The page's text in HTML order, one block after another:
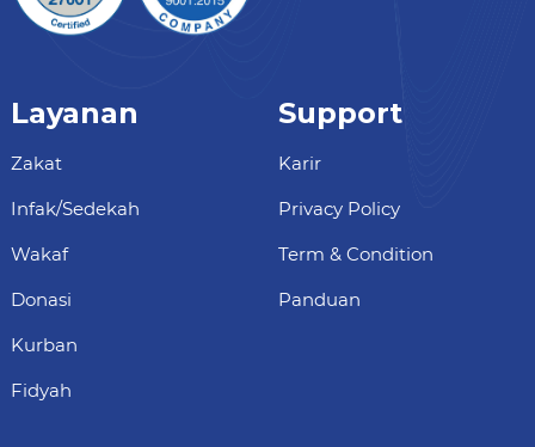
Layanan
Zakat
Infak/Sedekah
Wakaf
Donasi
Kurban
Fidyah
Support
Karir
Privacy Policy
Term & Condition
Panduan